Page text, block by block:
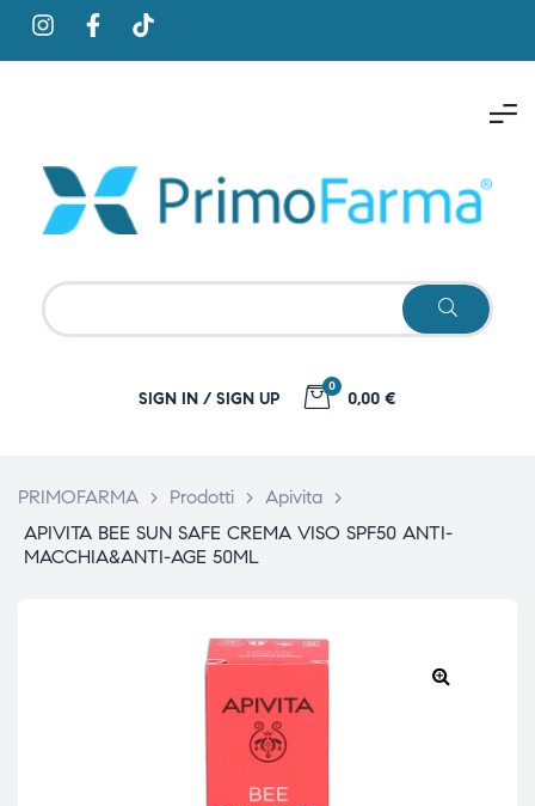
SIGN IN / SIGN UP
0
0,00 €
PRIMOFARMA > Prodotti > Apivita >
APIVITA BEE SUN SAFE CREMA VISO SPF50 ANTI-
MACCHIA&ANTI-AGE 50ML